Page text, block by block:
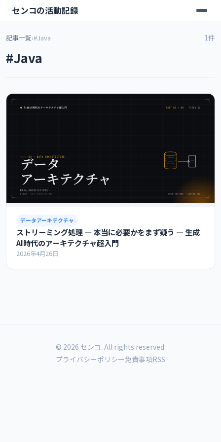
センコの活動記録
記事一覧›#Java
#Java
1件
データアーキテクチャ
ストリーミング処理 ― 本当に必要かをまず疑う ― 生成
AI時代のアーキテクチャ超入門
2026年4月26日
© 2026 センコ. All rights reserved.
プライバシーポリシー免責事項RSS